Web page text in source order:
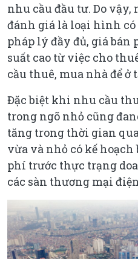
nhu cầu đầu tư. Do vậy,
đánh giá là loại hình
pháp lý đầy đủ, giá
suất cao từ việc cho
cầu thuê, mua nhà để ở
Đặc biệt khi nhu cầu
trong ngõ nhỏ cũng
tăng trong thời gian
vừa và nhỏ có kế
phí trước thực trạng
các sàn thương mại